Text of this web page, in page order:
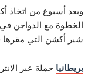
من اتخاذ أكبرشركةفي
الدواجن في مطاعمها
التي مقرها في
عبر الانترنت تمكن